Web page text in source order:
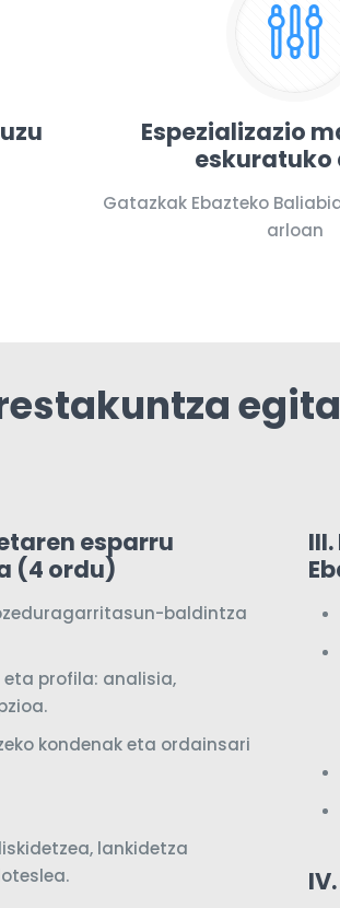
Espezializazio
eskuratuko
Gatazkak Ebazteko
arloan
esparru
(4 ordu)
baldintza
profila: analisia,
kondenak eta ordainsari
lankidetza